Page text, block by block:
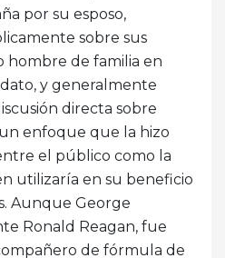
por su esposo,
sobre sus
de familia en
y generalmente
directa sobre
enfoque que la hizo
el público como la
utilizaría en su beneficio
Aunque George
Ronald Reagan, fue
de fórmula de